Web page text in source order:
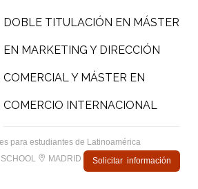
DOBLE TITULACIÓN EN MÁSTER
EN MARKETING Y DIRECCIÓN
COMERCIAL Y MÁSTER EN
COMERCIO INTERNACIONAL
para estudiantes de Latinoamérica
MADRID Solicitar información